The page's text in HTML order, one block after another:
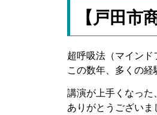
【戸田
超呼吸法（マインド
この数年、多くの
講演が上手くなった
ありがとうございま